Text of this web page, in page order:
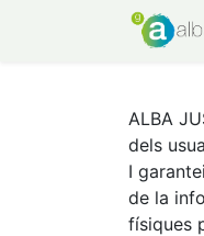
ALBA
dels
I
de la
físiques